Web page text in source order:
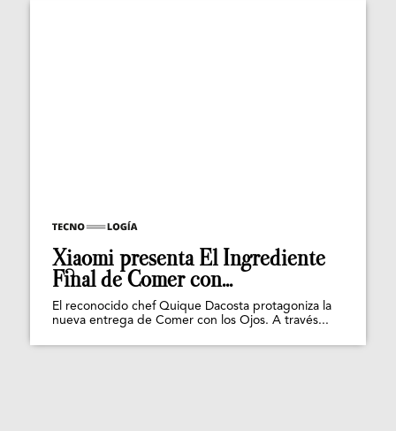
Xiaomi presenta El Ingrediente
Final de Comer con...
El reconocido chef Quique Dacosta protagoniza la
nueva entrega de Comer con los Ojos. A través...